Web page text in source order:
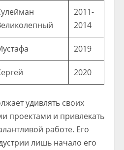
2011-
2014
2019
2020
удивлять своих
проектами и привлекать
работе. Его
лишь начало его